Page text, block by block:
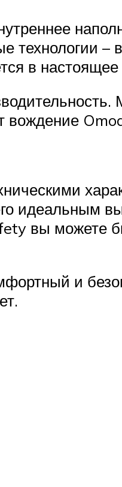
–
в настоящее
вождение
идеальным
вы можете
и